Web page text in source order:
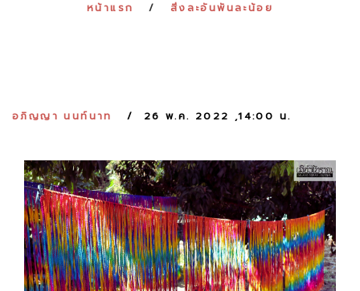
หน้าแรก สิ่งละอันพันละน้อย
อภิญญา นนท์นาท 26 พ.ค. 2022 ,14:00 น.